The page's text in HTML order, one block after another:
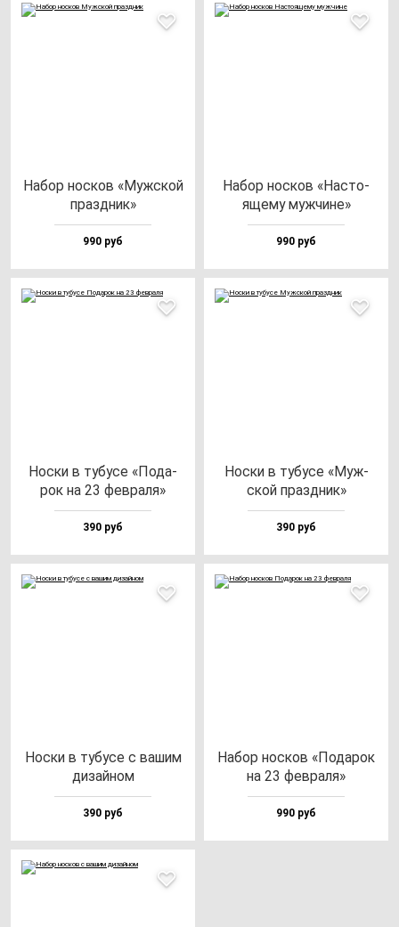
Набор нос­ков «Муж­ской
праз­дник»
990 руб
Набор нос­ков «Нас­то­
яще­му муж­чи­не»
990 руб
Нос­ки в ту­бу­се «Пода­
рок на 23 фев­ра­ля»
390 руб
Нос­ки в ту­бу­се «Муж­
ской праз­дник»
390 руб
Нос­ки в ту­бу­се с ва­шим
ди­зай­ном
390 руб
Набор нос­ков «Пода­рок
на 23 фев­ра­ля»
990 руб